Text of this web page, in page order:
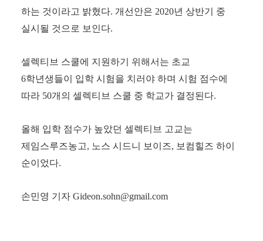
하는 것이라고 밝혔다. 개선안은 2020년 상반기 중
실시될 것으로 보인다.
셀렉티브 스쿨에 지원하기 위해서는 초교
6학년생들이 입학 시험을 치러야 하며 시험 점수에
따라 50개의 셀렉티브 스쿨 중 학교가 결정된다.
올해 입학 점수가 높았던 셀렉티브 고교는
제임스루즈농고, 노스 시드니 보이즈, 보컴힐즈 하이
순이었다.
손민영 기자 Gideon.sohn@gmail.com